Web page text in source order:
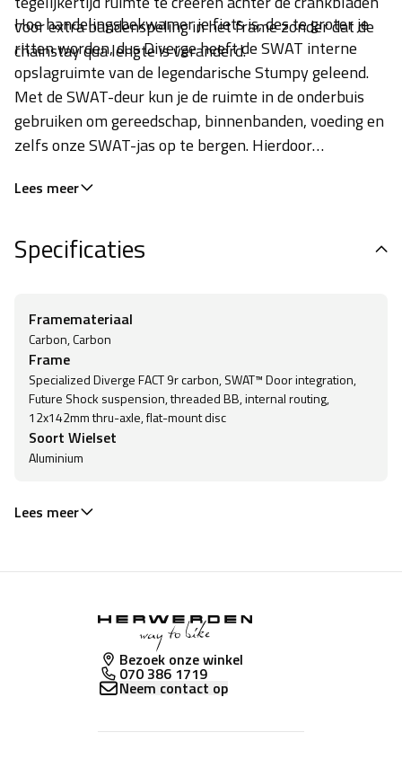
voor extra bandenspeling in het frame zonder dat de
chainstay qua lengte is veranderd.
Hoe handelingsbekwamer je fiets is, des te groter je
ritten worden, dus Diverge heeft de SWAT interne
opslagruimte van de legendarische Stumpy geleend.
Met de SWAT-deur kun je de ruimte in de onderbuis
gebruiken om gereedschap, binnenbanden, voeding en
zelfs onze SWAT-jas op te bergen. Hierdoor
teruggeplaatst wordt lager in de fiets, wat zorgt voor
zelfvoorzienend, dus ga er op uit. SWAT biedt jouw
ondersteuning.
Lees meer
Specificaties
Framemateriaal
Carbon, Carbon
Frame
Specialized Diverge FACT 9r carbon, SWAT™ Door integration,
Future Shock suspension, threaded BB, internal routing,
12x142mm thru-axle, flat-mount disc
Soort Wielset
Aluminium
Lees meer
Bezoek onze winkel
070 386 1719
Neem contact op